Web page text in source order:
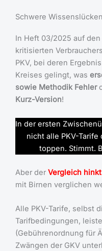
Schwere
In Heft 03/2025 auf
kritisierten
PKV, bei deren
Kreises gelingt, was
sowie Methodik Fehler
Kurz-Version!
In der ersten
nicht alle PKV-Tarife
toppen. Stimmt.
Aber der Vergleich
mit Birnen verglichen
Alle PKV-Tarife, selbst
Tarifbedingungen,
(Gebührenordnung für
Zwängen der GKV